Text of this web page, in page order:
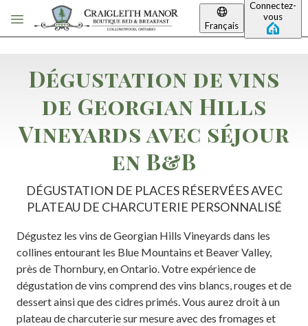
Passer au contenu principal
Français
Connectez-
vous
Dégustation de vins
de Georgian Hills
Vineyards avec séjour
en B&B
DÉGUSTATION DE PLACES RÉSERVÉES AVEC
PLATEAU DE CHARCUTERIE PERSONNALISÉ
Dégustez les vins de Georgian Hills Vineyards dans les
collines entourant les Blue Mountains et Beaver Valley,
près de Thornbury, en Ontario. Votre expérience de
dégustation de vins comprend des vins blancs, rouges et de
dessert ainsi que des cidres primés. Vous aurez droit à un
plateau de charcuterie sur mesure avec des fromages et